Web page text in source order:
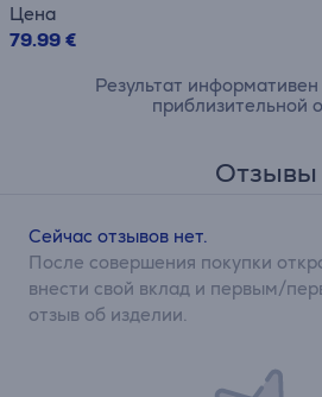
Цена
79.99 €
Результат
приблизительной
Отзывы
Сейчас отзывов нет.
После совершения покупки
внести свой вклад и первым/
отзыв об изделии.